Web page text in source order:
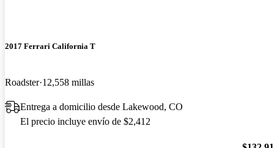
2017 Ferrari California T
Roadster 12,558 millas
Entrega a domicilio desde Lakewood, CO
El precio incluye envío de $2,412